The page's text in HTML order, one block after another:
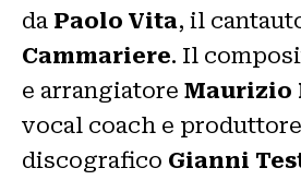
da Paolo Vita, il
Cammariere. Il
e arrangiatore Maurizio
vocal coach e produttore
discografico Gianni